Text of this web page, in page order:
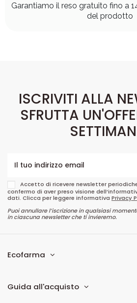
Garantiamo il reso gratuito fino a
del prodotto
ISCRIVITI ALLA
SFRUTTA
Accetto di ricevere newsletter
confermo di aver preso visione
dati. Clicca per leggere informativa Privacy
Puoi annullare l’iscrizione in qualsiasi
in ciascuna newsletter che ti invieremo.
Ecofarma
Guida all'acquisto